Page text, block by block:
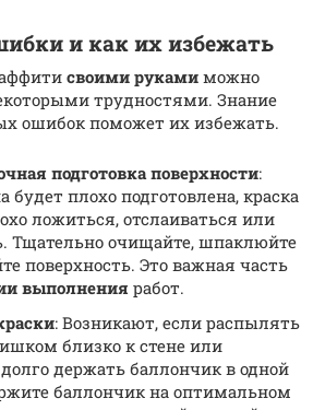
и как их избежать
своими руками можно
трудностями. Знание
ошибок поможет их избежать.
подготовка поверхности:
будет плохо подготовлена, краска
ложиться, отслаиваться или
Тщательно очищайте, шпаклюйте
поверхность. Это важная часть
выполнения работ.
: Возникают, если распылять
близко к стене или
держать баллончик в одной
баллончик на оптимальном